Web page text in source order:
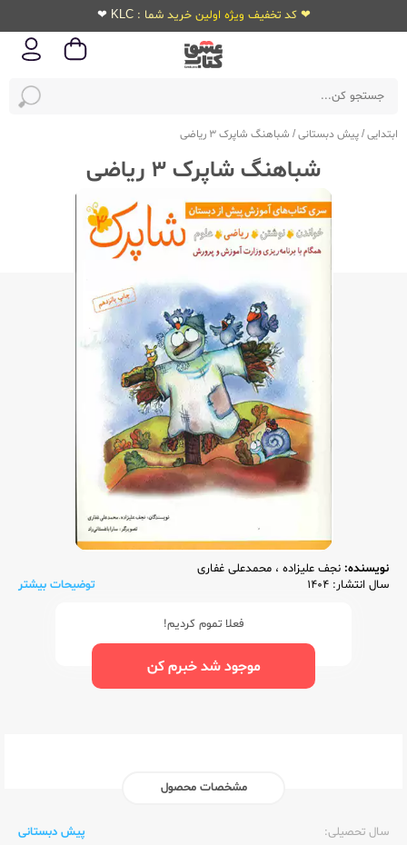
❤ کد تخفیف ویژه اولین خرید شما : KLC ❤
ابتدایی/پیش دبستانی/ شباهنگ شاپرک 3 ریاضی
شباهنگ شاپرک 3 ریاضی
نویسنده: نجف علیزاده ، محمدعلی غفاری
سال انتشار: 1404
توضیحات بیشتر
فعلا تموم کردیم!
موجود شد خبرم کن
مشخصات محصول
سال تحصیلی:‌
پیش دبستانی